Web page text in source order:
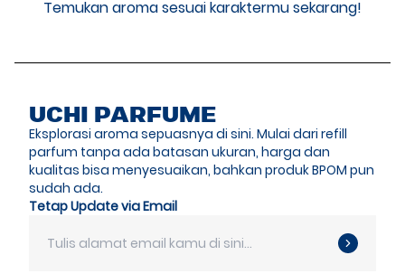
Temukan aroma sesuai karaktermu sekarang!
UCHI PARFUME
Eksplorasi aroma sepuasnya di sini. Mulai dari refill
parfum tanpa ada batasan ukuran, harga dan
kualitas bisa menyesuaikan, bahkan produk BPOM pun
sudah ada.
Tetap Update via Email